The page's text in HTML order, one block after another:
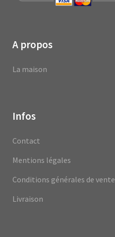
A propos
La maison
Infos
Contact
Mentions légales
Conditions générales de vente
Livraison